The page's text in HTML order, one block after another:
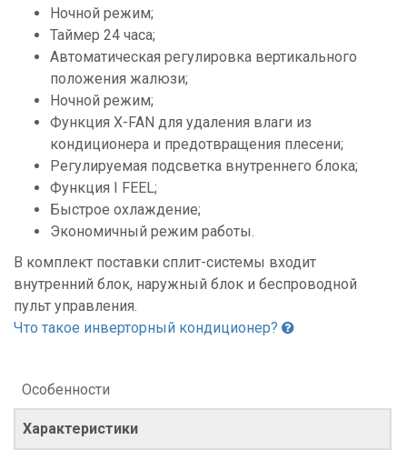
Ночной режим;
Таймер 24 часа;
Автоматическая регулировка вертикального
положения жалюзи;
Ночной режим;
Функция X-FAN для удаления влаги из
кондиционера и предотвращения плесени;
Регулируемая подсветка внутреннего блока;
Функция I FEEL;
Быстрое охлаждение;
Экономичный режим работы.
В комплект поставки сплит-системы входит
внутренний блок, наружный блок и беспроводной
пульт управления.
Что такое инверторный кондиционер?
Особенности
Характеристики